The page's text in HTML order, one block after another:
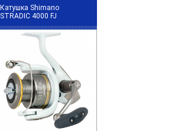
Катушка Shimano
STRADIC 4000 FJ